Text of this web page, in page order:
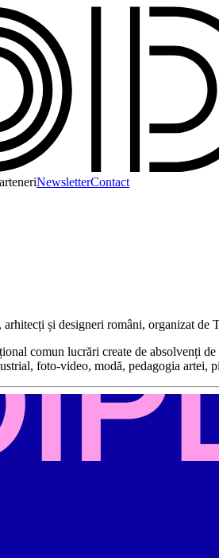
NewsletterContact
și designeri români, organizat de
comun lucrări create de absolvenți
foto-video, modă, pedagogia